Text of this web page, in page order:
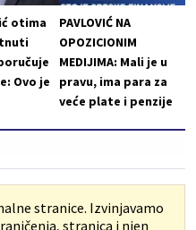
otima
Ovo je
PAVLOVIĆ NA
OPOZICIONIM
MEDIJIMA: Mali je u
pravu, ima para za
veće plate i penzije
stranice. Izvinjavamo
stranica i njen